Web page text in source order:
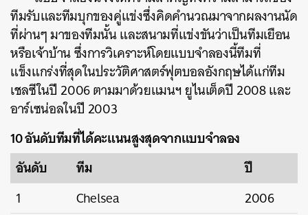
ทีมรับและทีมบุกของคู่แข่งซึ่งคิดคำนวณมาจากผลงานนัด
ที่ผ่านๆ มาของทีมนั้น และสนามที่แข่งขันว่าเป็นทีมเยือน
หรือเจ้าบ้าน ซึ่งการวิเคราะห์โดยแบบจำลองนี้ทีมที่
แข็งแกร่งที่สุดในประวัติศาสตร์ฟุตบอลอังกฤษได้แก่ทีม
เชลซีในปี 2006 ตามมาด้วยแมนฯ ยูไนเต็ดปี 2008 และ
อาร์เซน่อลในปี 2003
10 อันดับทีมที่ได้คะแนนสูงสุดจากแบบจำลอง
อันดับ
ทีม ปี
1 Chelsea
2006
SHARE TWEET LINE EMAIL